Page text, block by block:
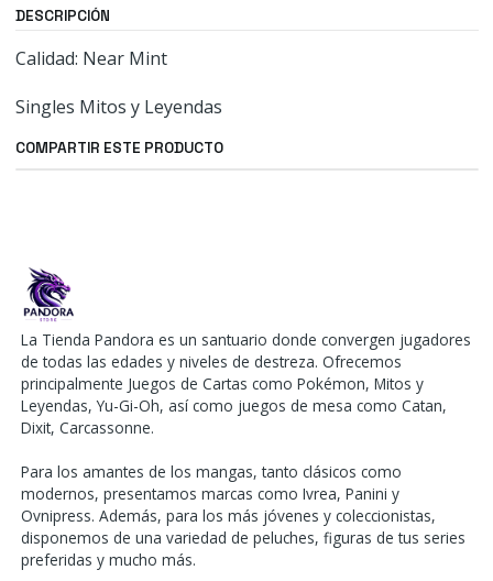
DESCRIPCIÓN
Calidad: Near Mint
Singles Mitos y Leyendas
COMPARTIR ESTE PRODUCTO
La Tienda Pandora es un santuario donde convergen jugadores
de todas las edades y niveles de destreza. Ofrecemos
principalmente Juegos de Cartas como Pokémon, Mitos y
Leyendas, Yu-Gi-Oh, así como juegos de mesa como Catan,
Dixit, Carcassonne.
Para los amantes de los mangas, tanto clásicos como
modernos, presentamos marcas como Ivrea, Panini y
Ovnipress. Además, para los más jóvenes y coleccionistas,
disponemos de una variedad de peluches, figuras de tus series
preferidas y mucho más.